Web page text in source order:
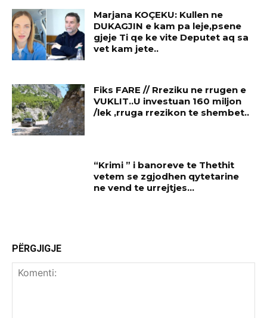
Marjana KOÇEKU: Kullen ne
DUKAGJIN e kam pa leje,psene
gjeje Ti qe ke vite Deputet aq sa
vet kam jete..
Fiks FARE // Rreziku ne rrugen e
VUKLIT..U investuan 160 miljon
/lek ,rruga rrezikon te shembet..
“Krimi ” i banoreve te Thethit
vetem se zgjodhen qytetarine
ne vend te urrejtjes…
PËRGJIGJE